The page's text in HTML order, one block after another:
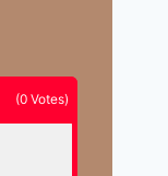
(0 Votes)